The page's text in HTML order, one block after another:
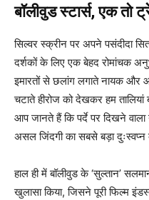
बॉलीवुड स्टार्स, एक तो
सिल्वर स्क्रीन पर अपने पसंदीदा
दर्शकों के लिए एक बेहद रोमांचक
इमारतों से छलांग लगाते नायक और
चटाते हीरोज को देखकर हम
आप जानते हैं कि पर्दे पर दिखने वाला
असल जिंदगी का सबसे बड़ा दुःस्वप्न
हाल ही में बॉलीवुड के ‘सुल्तान’
खुलासा किया, जिसने पूरी फिल्म